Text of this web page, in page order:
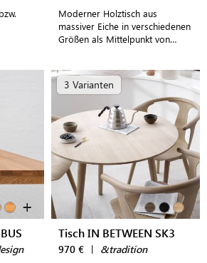
Moderner Holztisch aus
massiver Eiche in verschiedenen
Größen als Mittelpunkt von
+
3 Varianten
Tisch IN BETWEEN SK3
970 € | &tradition